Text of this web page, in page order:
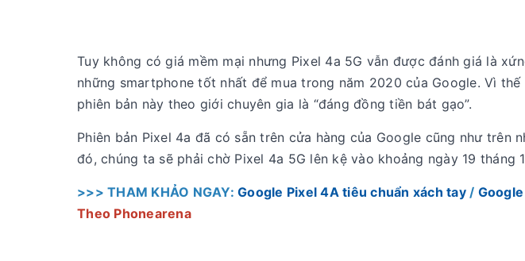
Tuy không có giá mềm mại nhưng Pixel 4a 5G vẫn được đánh giá là
những smartphone tốt nhất để mua trong năm 2020 của Google. Vì
phiên bản này theo giới chuyên gia là “đáng đồng tiền bát gạo”.
Phiên bản Pixel 4a đã có sẵn trên cửa hàng của Google cũng như trên
đó, chúng ta sẽ phải chờ Pixel 4a 5G lên kệ vào khoảng ngày 19 tháng
>>> THAM KHẢO NGAY: Google Pixel 4A tiêu chuẩn xách tay/
Theo Phonearena